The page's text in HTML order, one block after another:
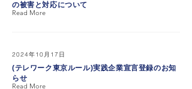
の被害と対応について
Read More
2024年10月17日
(テレワーク東京ルール)実践企業宣言登録のお知
らせ
Read More